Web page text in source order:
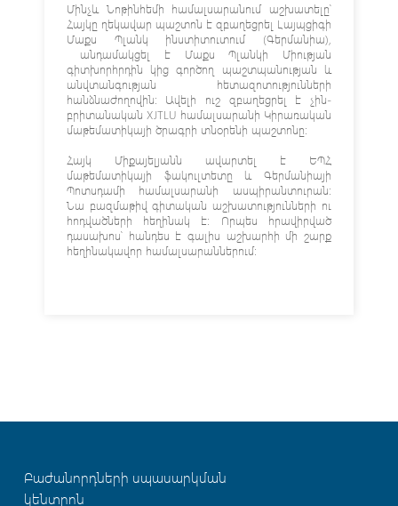
Մինչև Նոթինհեմի համալսարանում աշխատելը՝
Հայկը ղեկավար պաշտոն է զբաղեցրել Լայպցիգի
Մաքս Պլանկ ինստիտուտում (Գերմանիա),
անդամակցել է Մաքս Պլանկի Միության
գիտխորհրդին կից գործող պաշտպանության և
անվտանգության հետազոտությունների
հանձնաժողովին: Ավելի ուշ զբաղեցրել է չին-
բրիտանական XJTLU համալսարանի Կիրառական
մաթեմատիկայի ծրագրի տնօրենի պաշտոնը։
Հայկ Միքայելյանն ավարտել է ԵՊՀ
մաթեմատիկայի ֆակուլտետը և Գերմանիայի
Պոտսդամի համալսարանի ասպիրանտուրան:
Նա բազմաթիվ գիտական աշխատությունների ու
հոդվածների հեղինակ է։ Որպես հրավիրված
դասախոս՝ հանդես է գալիս աշխարհի մի շարք
հեղինակավոր համալսարաններում։
Բաժանորդների սպասարկման
կենտրոն